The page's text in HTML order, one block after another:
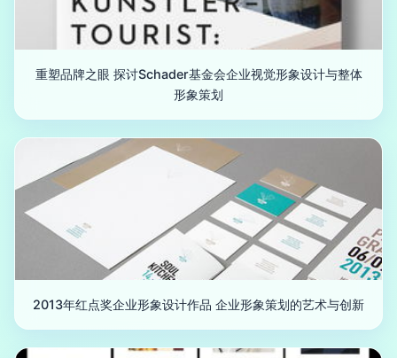
重塑品牌之眼 探讨Schader基金会企业视觉形象设计与整体
形象策划
2013年红点奖企业形象设计作品 企业形象策划的艺术与创新